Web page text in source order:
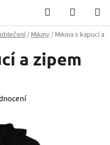
Hledat
KOŠÍK
/Mikiny/Mikina s kapucí a
a zipem